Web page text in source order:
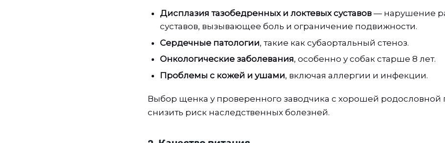
Дисплазия тазобедренных и локтевых суставов — нарушение
суставов, вызывающее боль и ограничение подвижности.
Сердечные патологии, такие как субаортальный стеноз.
Онкологические заболевания, особенно у собак старше 8 лет.
Проблемы с кожей и ушами, включая аллергии и инфекции.
Выбор щенка у проверенного заводчика с хорошей родословной
снизить риск наследственных болезней.